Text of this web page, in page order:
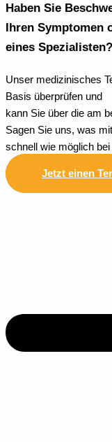
Haben Sie
Ihren Symptomen
eines Spezialisten?
Unser medizinisches
Basis überprüfen und
kann Sie über die am
Sagen Sie uns, was
schnell wie möglich
Jetzt einen